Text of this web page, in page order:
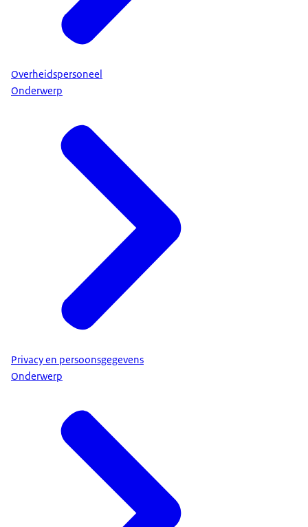
Overheidspersoneel
Onderwerp
Privacy en persoonsgegevens
Onderwerp